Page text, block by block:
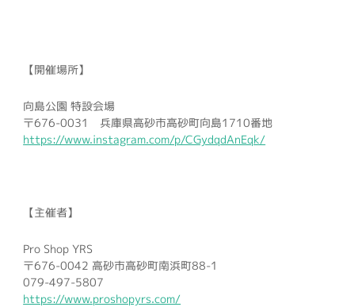
【開催場所】
向島公園 特設会場
〒676-0031 兵庫県高砂市高砂町向島1710番地
https://www.instagram.com/p/CGydqdAnEqk/
【主催者】
Pro Shop YRS
〒676-0042 高砂市高砂町南浜町88-1
079-497-5807
https://www.proshopyrs.com/